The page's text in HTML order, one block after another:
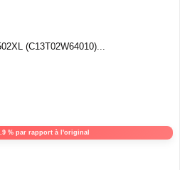
(C13T02W64010)...
% par rapport à l'original